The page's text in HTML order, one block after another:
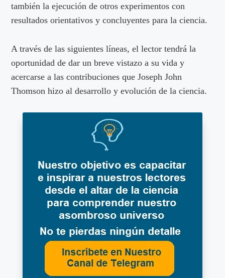
también la ejecución de otros experimentos con
resultados orientativos y concluyentes para la ciencia.
A través de las siguientes líneas, el lector tendrá la
oportunidad de dar un breve vistazo a su vida y
acercarse a las contribuciones que Joseph John
Thomson hizo al desarrollo y evolución de la ciencia.